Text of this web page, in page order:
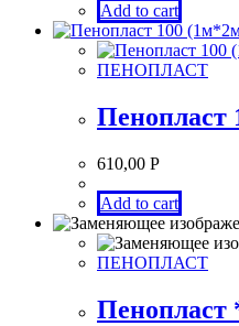
Add to cart
ПЕНОПЛАСТ
Пенопласт
610,00 Р
Add to cart
ПЕНОПЛАСТ
Пенопласт